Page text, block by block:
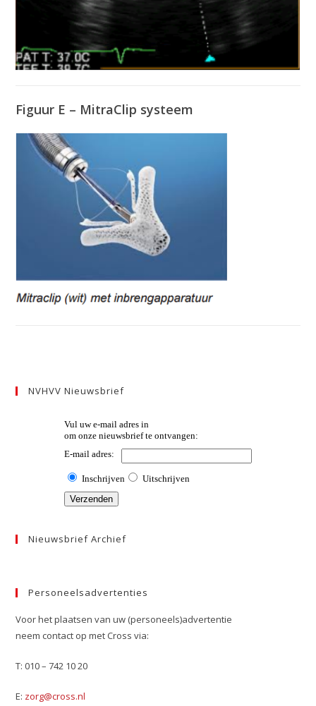
Figuur E – MitraClip systeem
NVHVV Nieuwsbrief
Nieuwsbrief Archief
Personeelsadvertenties
Voor het plaatsen van uw (personeels)advertentie
neem contact op met Cross via:
T: 010 – 742 10 20
E: zorg@cross.nl